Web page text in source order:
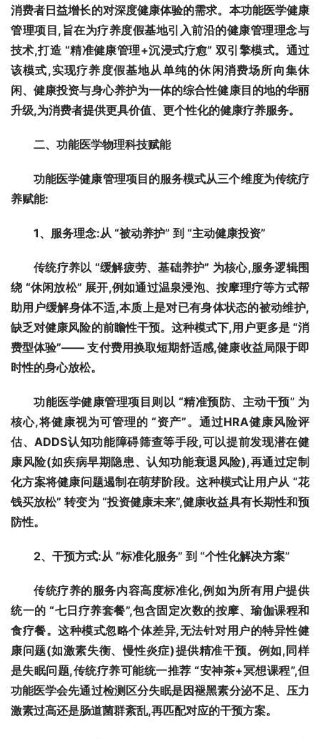
消费者日益增长的对深度健康体验的需求。本功能医学健康
管理项目,旨在为疗养度假基地引入前沿的健康管理理念与
技术,打造 “精准健康管理+沉浸式疗愈” 双引擎模式。通过
该模式,实现疗养度假基地从单纯的休闲消费场所向集休
闲、健康投资与身心养护为一体的综合性健康目的地的华丽
升级,为消费者提供更具价值、更个性化的健康疗养服务。
二、功能医学物理科技赋能
功能医学健康管理项目的服务模式从三个维度为传统疗
养赋能:
1、服务理念:从 “被动养护” 到 “主动健康投资”
传统疗养以 “缓解疲劳、基础养护” 为核心,服务逻辑围
绕 “休闲放松” 展开,例如通过温泉浸泡、按摩理疗等方式帮
助用户缓解身体不适,本质上是对已有身体状态的被动维护,
缺乏对健康风险的前瞻性干预。这种模式下,用户更多是 “消
费型体验”—— 支付费用换取短期舒适感,健康收益局限于即
时性的身心放松。
功能医学健康管理项目则以 “精准预防、主动干预” 为
核心,将健康视为可管理的 “资产”。通过HRA健康风险评
估、ADDS认知功能障碍筛查等手段,可以提前发现潜在健
康风险(如疾病早期隐患、认知功能衰退风险),再通过定制
化方案将健康问题遏制在萌芽阶段。这种模式让用户从 “花
钱买放松” 转变为 “投资健康未来”,健康收益具有长期性和预
防性。
2、干预方式:从 “标准化服务” 到 “个性化解决方案”
传统疗养的服务内容高度标准化,例如为所有用户提供
统一的 “七日疗养套餐”,包含固定次数的按摩、瑜伽课程和
食疗餐。这种模式忽略个体差异,无法针对用户的特异性健
康问题(如激素失衡、慢性炎症)提供精准干预。例如,同样
是失眠问题,传统疗养可能统一推荐 “安神茶+冥想课程”,但
功能医学会先通过检测区分失眠是因褪黑素分泌不足、压力
激素过高还是肠道菌群紊乱,再匹配对应的干预方案。